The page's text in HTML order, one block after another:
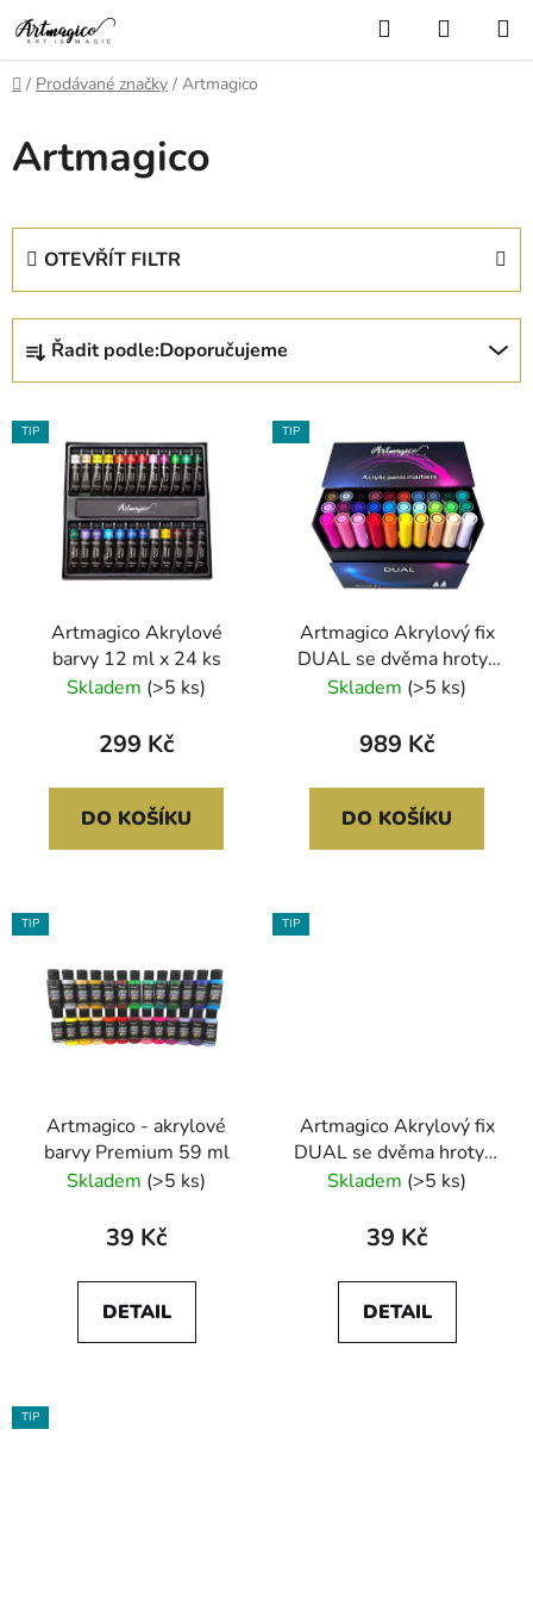
Přejít
na
obsah
Hledat
KOŠÍK
Domů
/ Prodávané značky / Artmagico
Artmagico
OTEVŘÍT FILTR
Ř
z
e
n
Řadit podle:Doporučujeme
V
ý
TIP
Artmagico Akrylové
barvy 12 ml x 24 ks
Skladem (>5 ks)
299 Kč
DO KOŠÍKU
TIP
Artmagico Akrylový fix
DUAL se dvěma hroty |
80326
Skladem (>5 ks)
989 Kč
DO KOŠÍKU
TIP
Artmagico - akrylové
barvy Premium 59 ml
Skladem (>5 ks)
39 Kč
DETAIL
TIP
Artmagico Akrylový fix
DUAL se dvěma hroty 1
KUS
Skladem (>5 ks)
39 Kč
DETAIL
TIP